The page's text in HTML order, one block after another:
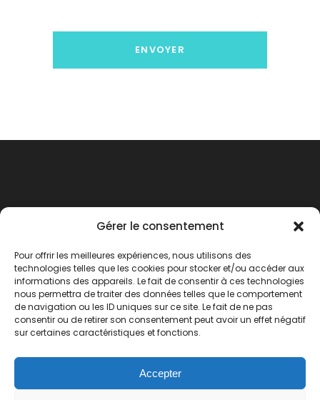
Gérer le consentement
Pour offrir les meilleures expériences, nous utilisons des
technologies telles que les cookies pour stocker et/ou accéder aux
informations des appareils. Le fait de consentir à ces technologies
nous permettra de traiter des données telles que le comportement
de navigation ou les ID uniques sur ce site. Le fait de ne pas
consentir ou de retirer son consentement peut avoir un effet négatif
sur certaines caractéristiques et fonctions.
Accepter
Agence de voyages